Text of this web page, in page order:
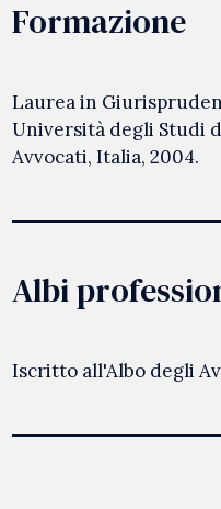
Formazione
Laurea in
Università degli Studi
Avvocati, Italia, 2004.
Albi
Iscritto all'Albo degli